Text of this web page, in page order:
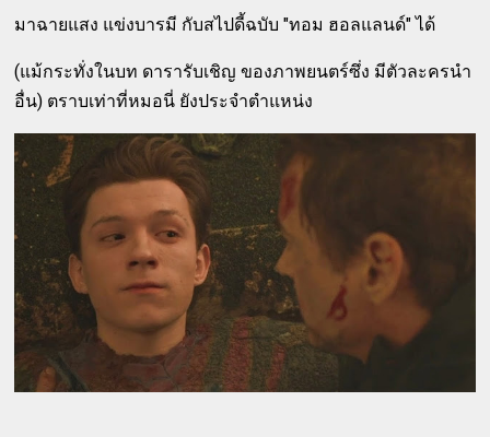
มาฉายแสง แข่งบารมี กับสไปดี้ฉบับ "ทอม ฮอลแลนด์" ได้
(แม้กระทั่งในบท ดารารับเชิญ ของภาพยนตร์ซึ่ง มีตัวละครนำ
อื่น) ตราบเท่าที่หมอนี่ ยังประจำตำแหน่ง